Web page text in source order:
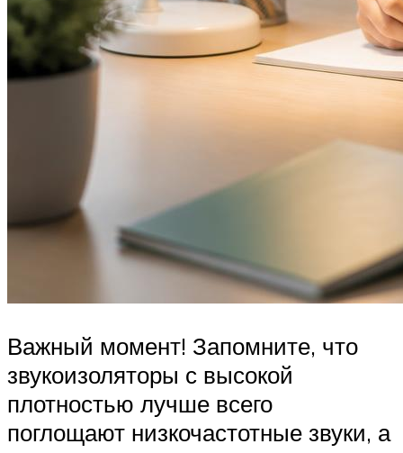
Важный момент! Запомните, что
звукоизоляторы с высокой
плотностью лучше всего
поглощают низкочастотные звуки, а